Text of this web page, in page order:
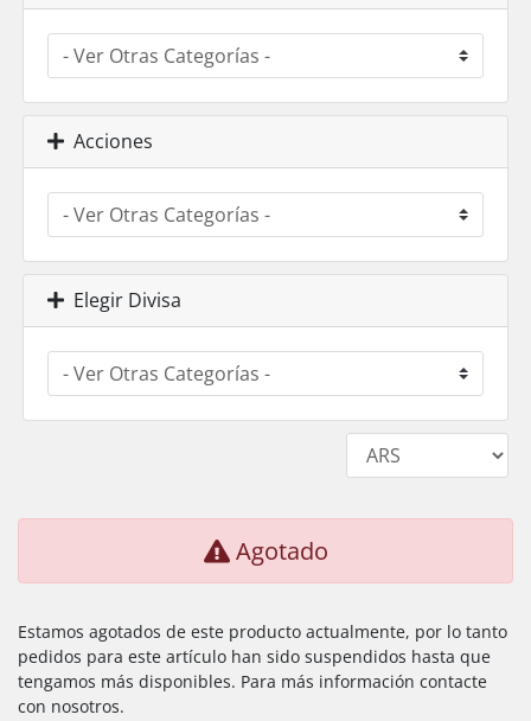
Acciones
Elegir Divisa
Agotado
Estamos agotados de este producto actualmente, por lo tanto
pedidos para este artículo han sido suspendidos hasta que
tengamos más disponibles. Para más información contacte
con nosotros.